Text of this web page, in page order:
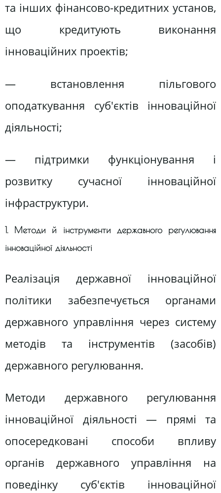
та інших фінансово-кредитних установ,
що кредитують виконання
інноваційних проектів;
— встановлення пільгового
оподаткування суб'єктів інноваційної
діяльності;
— підтримки функціонування і
розвитку сучасної інноваційної
інфраструктури.
1. Методи й інструменти державного регулювання
інноваційної діяльності
Реалізація державної інноваційної
політики забезпечується органами
державного управління через систему
методів та інструментів (засобів)
державного регулювання.
Методи державного регулювання
інноваційної діяльності — прямі та
опосередковані способи впливу
органів державного управління на
поведінку суб'єктів інноваційної